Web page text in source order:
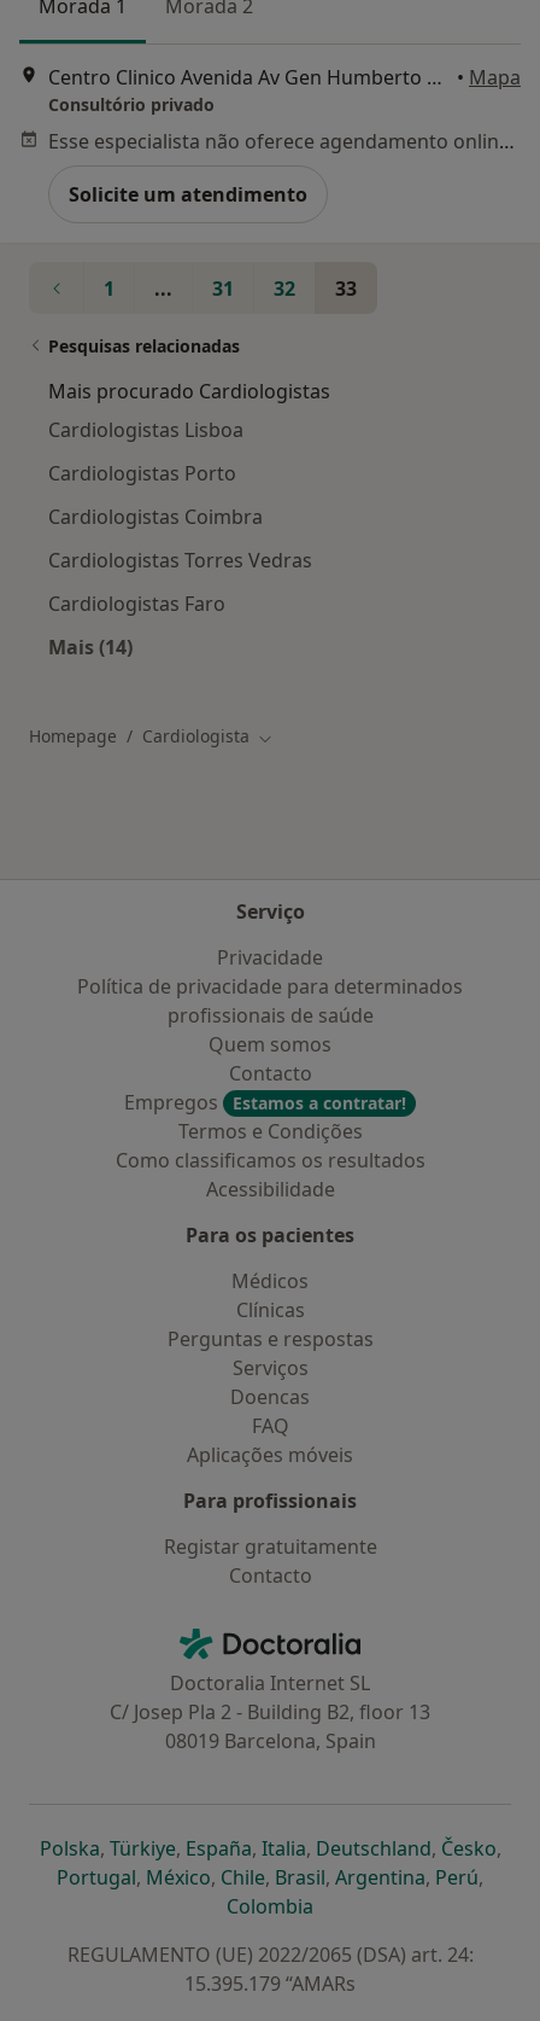
Morada 1 Morada 2
Centro Clinico Avenida Av Gen Humberto Delgado 128 Rc Dto, Amadora • Mapa
Consultório privado
Esse especialista não oferece agendamento online para esse endereço.
Solicite um atendimento
1 ... 31 32 33
Pesquisas relacionadas
Mais procurado Cardiologistas
Cardiologistas Lisboa
Cardiologistas Porto
Cardiologistas Coimbra
Cardiologistas Torres Vedras
Cardiologistas Faro
Mais (14)
Homepage Cardiologista Mudar de cidade
Serviço
Privacidade
Política de privacidade para determinados
profissionais de saúde
Quem somos
Contacto
Empregos
Estamos a contratar!
Termos e Condições
Como classificamos os resultados
Acessibilidade
Para os pacientes
Médicos
Clínicas
Perguntas e respostas
Serviços
Doencas
FAQ
Aplicações móveis
Para profissionais
Registar gratuitamente
Contacto
Doctoralia - Homepage
Doctoralia Internet SL
C/ Josep Pla 2 - Building B2, floor 13
08019 Barcelona, Spain
Polskaabre num novo separador
, Türkiyeabre num novo separador
, Españaabre num novo separador
, Italiaabre num novo
, Deutschlandabre num
, Česko,
Portugalabre num novo separador
, Méxicoabre num novo separador
, Chileabre num novo separador
, Brasilabre num novo
, Argentinaabre num
, Perúabre
,
Colombia
REGULAMENTO (UE) 2022/2065 (DSA) art. 24:
15.395.179 “AMARs